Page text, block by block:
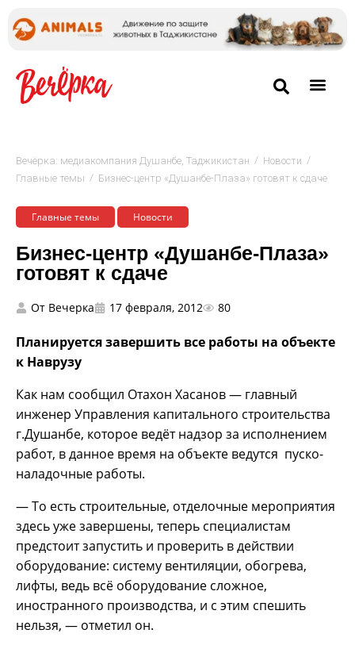
Вечёрка: медиакомпания Душанбе, Таджикистан / Новости /
Главные темы / Бизнес-центр «Душанбе-Плаза» готовят к сдаче
Главные темы Новости
Бизнес-центр «Душанбе-Плаза»
готовят к сдаче
От Вечерка 17 февраля, 2012 80
Планируется завершить все работы на объекте
к Наврузу
Как нам сообщил Отахон Хасанов — главный
инженер Управления капитального строительства
г.Душанбе, которое ведёт надзор за исполнением
работ, в данное время на объекте ведутся пуско-
наладочные работы.
— То есть строительные, отделочные мероприятия
здесь уже завершены, теперь специалистам
предстоит запустить и проверить в действии
оборудование: систему вентиляции, обогрева,
лифты, ведь всё оборудование сложное,
иностранного производства, и с этим спешить
нельзя, — отметил он.